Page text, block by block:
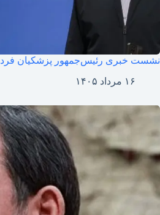
نشست خبری رئیس‌جمهور پزشکیان
۱۶ مرداد ۱۴۰۵